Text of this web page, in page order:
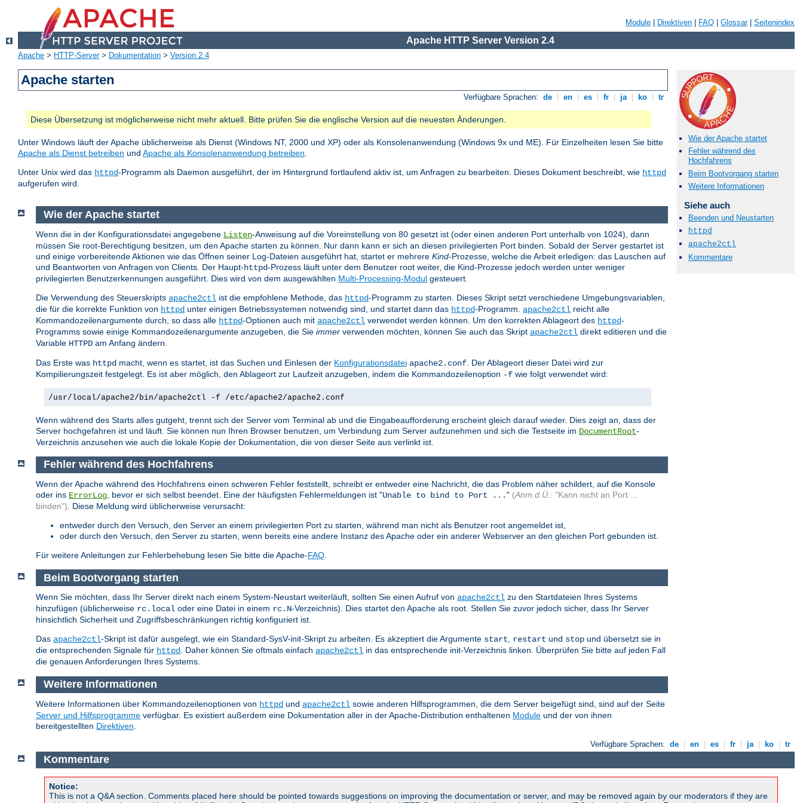
Module Direktiven FAQ Glossar| Seitenindex
Apache HTTP Server Version 2.4
Apache > HTTP-Server> Dokumentation > Version 2.4
Apache starten
Verfügbare Sprachen: de en es fr ja ko tr
Diese Übersetzung ist möglicherweise nicht mehr aktuell. Bitte prüfen Sie die englische Version auf die neuesten Änderungen.
Unter Windows läuft der Apache üblicherweise als Dienst (Windows NT, 2000 und XP) oder als Konsolenanwendung (Windows 9x und ME). Für Einzelheiten lesen Sie bitte
Apache als Dienst betreiben und Apache als Konsolenanwendung betreiben.
Unter Unix wird das httpd-Programm als Daemon ausgeführt, der im Hintergrund fortlaufend aktiv ist, um Anfragen zu bearbeiten. Dieses Dokument beschreibt, wie httpd
aufgerufen wird.
Wie der Apache startet
Fehler während des
Hochfahrens
Beim Bootvorgang starten
Weitere Informationen
Siehe auch
Beenden und Neustarten
httpd
apache2ctl
Kommentare
Wie der Apache startet
Wenn die in der Konfigurationsdatei angegebene Listen-Anweisung auf die Voreinstellung von 80 gesetzt ist (oder einen anderen Port unterhalb von 1024), dann
müssen Sie root-Berechtigung besitzen, um den Apache starten zu können. Nur dann kann er sich an diesen privilegierten Port binden. Sobald der Server gestartet ist
und einige vorbereitende Aktionen wie das Öffnen seiner Log-Dateien ausgeführt hat, startet er mehrere Kind-Prozesse, welche die Arbeit erledigen: das Lauschen auf
und Beantworten von Anfragen von Clients. Der Haupt-httpd-Prozess läuft unter dem Benutzer root weiter, die Kind-Prozesse jedoch werden unter weniger
privilegierten Benutzerkennungen ausgeführt. Dies wird von dem ausgewählten Multi-Processing-Modul gesteuert.
Die Verwendung des Steuerskripts apache2ctl ist die empfohlene Methode, das httpd-Programm zu starten. Dieses Skript setzt verschiedene Umgebungsvariablen,
die für die korrekte Funktion von httpd unter einigen Betriebssystemen notwendig sind, und startet dann das httpd-Programm. apache2ctl reicht alle
Kommandozeilenargumente durch, so dass alle httpd-Optionen auch mit apache2ctl verwendet werden können. Um den korrekten Ablageort des httpd-
Programms sowie einige Kommandozeilenargumente anzugeben, die Sie immer verwenden möchten, können Sie auch das Skript apache2ctl direkt editieren und die
Variable HTTPD am Anfang ändern.
Das Erste was httpd macht, wenn es startet, ist das Suchen und Einlesen der Konfigurationsdatei apache2.conf . Der Ablageort dieser Datei wird zur
Kompilierungszeit festgelegt. Es ist aber möglich, den Ablageort zur Laufzeit anzugeben, indem die Kommandozeilenoption -f wie folgt verwendet wird:
/usr/local/apache2/bin/apache2ctl -f /etc/apache2/apache2.conf
Wenn während des Starts alles gutgeht, trennt sich der Server vom Terminal ab und die Eingabeaufforderung erscheint gleich darauf wieder. Dies zeigt an, dass der
Server hochgefahren ist und läuft. Sie können nun Ihren Browser benutzen, um Verbindung zum Server aufzunehmen und sich die Testseite im DocumentRoot-
Verzeichnis anzusehen wie auch die lokale Kopie der Dokumentation, die von dieser Seite aus verlinkt ist.
Fehler während des Hochfahrens
Wenn der Apache während des Hochfahrens einen schweren Fehler feststellt, schreibt er entweder eine Nachricht, die das Problem näher schildert, auf die Konsole
oder ins ErrorLog , bevor er sich selbst beendet. Eine der häufigsten Fehlermeldungen ist "Unable to bind to Port ..." (Anm.d.Ü.: "Kann nicht an Port ...
binden") . Diese Meldung wird üblicherweise verursacht:
entweder durch den Versuch, den Server an einem privilegierten Port zu starten, während man nicht als Benutzer root angemeldet ist,
oder durch den Versuch, den Server zu starten, wenn bereits eine andere Instanz des Apache oder ein anderer Webserver an den gleichen Port gebunden ist.
Für weitere Anleitungen zur Fehlerbehebung lesen Sie bitte die Apache-FAQ
Beim Bootvorgang starten
Wenn Sie möchten, dass Ihr Server direkt nach einem System-Neustart weiterläuft, sollten Sie einen Aufruf von apache2ctl zu den Startdateien Ihres Systems
hinzufügen (üblicherweise rc.local oder eine Datei in einem rc.N-Verzeichnis). Dies startet den Apache als root. Stellen Sie zuvor jedoch sicher, dass Ihr Server
hinsichtlich Sicherheit und Zugriffsbeschränkungen richtig konfiguriert ist.
Das apache2ctl-Skript ist dafür ausgelegt, wie ein Standard-SysV-init-Skript zu arbeiten. Es akzeptiert die Argumente start, restart und stop und übersetzt sie in
die entsprechenden Signale für httpd. Daher können Sie oftmals einfach apache2ctl in das entsprechende init-Verzeichnis linken. Überprüfen Sie bitte auf jeden Fall
die genauen Anforderungen Ihres Systems.
Weitere Informationen
Weitere Informationen über Kommandozeilenoptionen von httpd und apache2ctl sowie anderen Hilfsprogrammen, die dem Server beigefügt sind, sind auf der Seite
Server und Hilfsprogramme verfügbar. Es existiert außerdem eine Dokumentation aller in der Apache-Distribution enthaltenen Module und der von ihnen
bereitgestellten Direktiven
Verfügbare Sprachen: de en es fr ja ko tr
Kommentare
Notice:
This is not a Q&A section. Comments placed here should be pointed towards suggestions on improving the documentation or server, and may be removed again by our moderators if they are